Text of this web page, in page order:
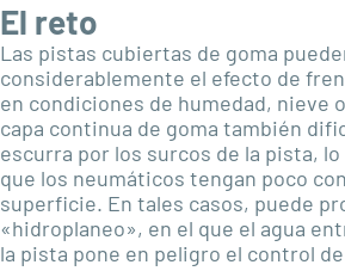
El reto
Las pistas cubiertas de goma
considerablemente el efecto de
en condiciones de humedad, nieve
capa continua de goma también
escurra por los surcos de la pista,
que los neumáticos tengan poco
superficie. En tales casos, puede
«hidroplaneo», en el que el agua
la pista pone en peligro el control